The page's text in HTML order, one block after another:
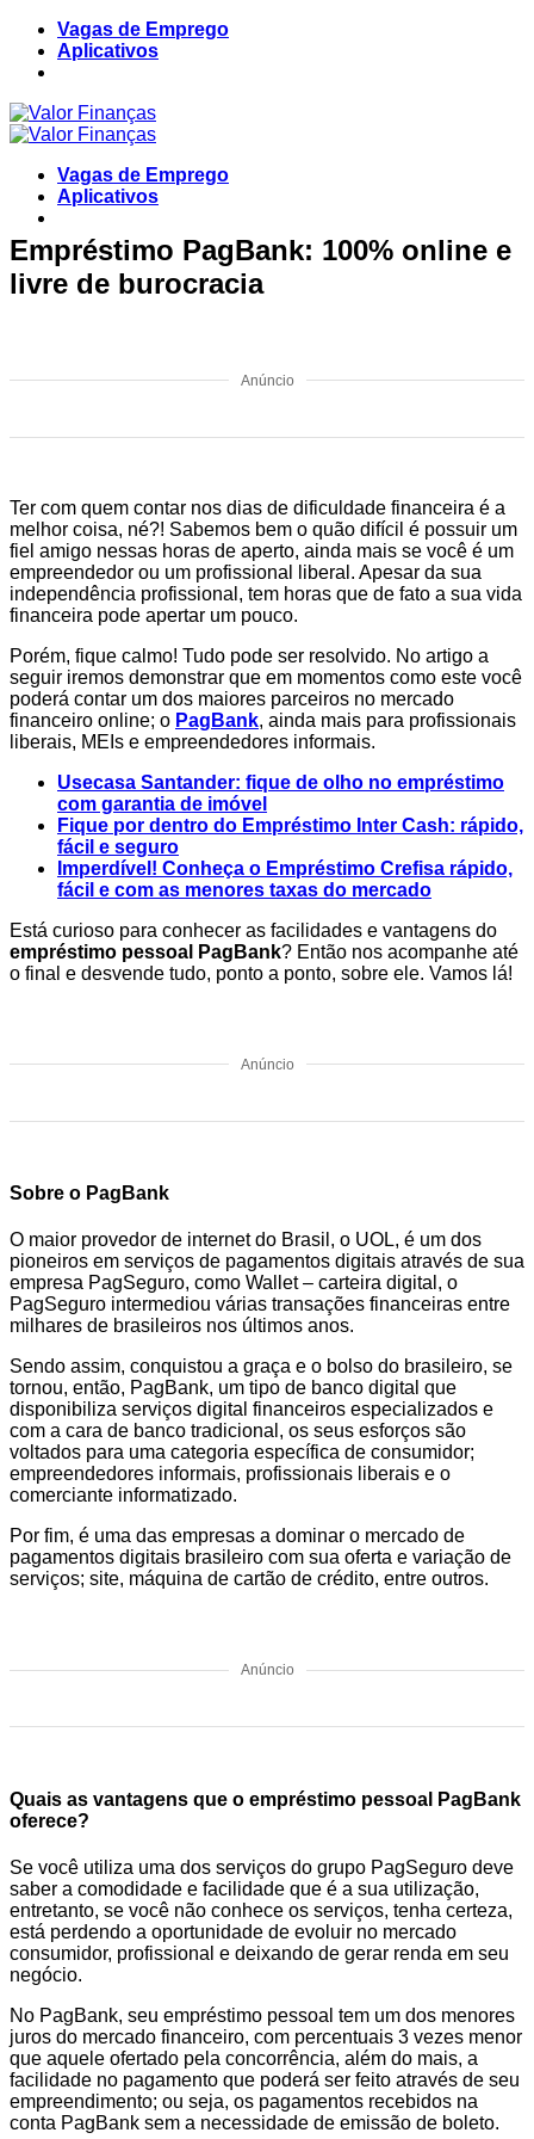
Skip
content
Vagas de Emprego
Aplicativos
Vagas de Emprego
Aplicativos
Empréstimo PagBank: 100% online e
livre de burocracia
Anúncio
Ter com quem contar nos dias de dificuldade financeira é a
melhor coisa, né?! Sabemos bem o quão difícil é possuir um
fiel amigo nessas horas de aperto, ainda mais se você é um
empreendedor ou um profissional liberal. Apesar da sua
independência profissional, tem horas que de fato a sua vida
financeira pode apertar um pouco.
Porém, fique calmo! Tudo pode ser resolvido. No artigo a
seguir iremos demonstrar que em momentos como este você
poderá contar um dos maiores parceiros no mercado
financeiro online; o PagBank, ainda mais para profissionais
liberais, MEIs e empreendedores informais.
Usecasa Santander: fique de olho no empréstimo
com garantia de imóvel
Fique por dentro do Empréstimo Inter Cash: rápido,
fácil e seguro
Imperdível! Conheça o Empréstimo Crefisa rápido,
fácil e com as menores taxas do mercado
Está curioso para conhecer as facilidades e vantagens do
empréstimo pessoal PagBank? Então nos acompanhe até
o final e desvende tudo, ponto a ponto, sobre ele. Vamos lá!
Anúncio
Sobre o PagBank
O maior provedor de internet do Brasil, o UOL, é um dos
pioneiros em serviços de pagamentos digitais através de sua
empresa PagSeguro, como Wallet – carteira digital, o
PagSeguro intermediou várias transações financeiras entre
milhares de brasileiros nos últimos anos.
Sendo assim, conquistou a graça e o bolso do brasileiro, se
tornou, então, PagBank, um tipo de banco digital que
disponibiliza serviços digital financeiros especializados e
com a cara de banco tradicional, os seus esforços são
voltados para uma categoria específica de consumidor;
empreendedores informais, profissionais liberais e o
comerciante informatizado.
Por fim, é uma das empresas a dominar o mercado de
pagamentos digitais brasileiro com sua oferta e variação de
serviços; site, máquina de cartão de crédito, entre outros.
Anúncio
Quais as vantagens que o empréstimo pessoal PagBank
oferece?
Se você utiliza uma dos serviços do grupo PagSeguro deve
saber a comodidade e facilidade que é a sua utilização,
entretanto, se você não conhece os serviços, tenha certeza,
está perdendo a oportunidade de evoluir no mercado
consumidor, profissional e deixando de gerar renda em seu
negócio.
No PagBank, seu empréstimo pessoal tem um dos menores
juros do mercado financeiro, com percentuais 3 vezes menor
que aquele ofertado pela concorrência, além do mais, a
facilidade no pagamento que poderá ser feito através de seu
empreendimento; ou seja, os pagamentos recebidos na
conta PagBank sem a necessidade de emissão de boleto.